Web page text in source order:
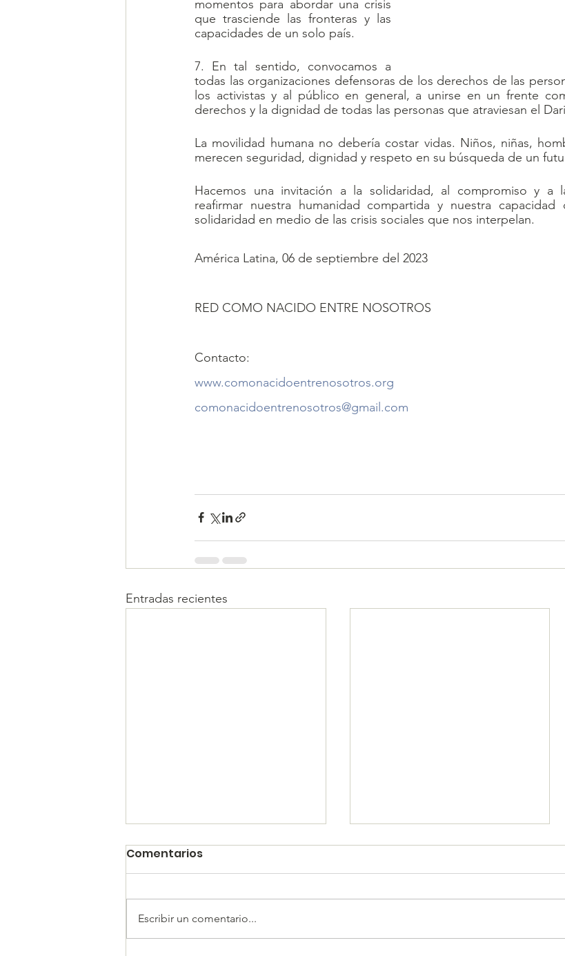
momentos para abordar una crisis
que trasciende las fronteras y las
capacidades de un solo país.
7. En tal sentido, convocamos a
todas las organizaciones defensoras de los derechos de las
los activistas y al público en general, a unirse en un frente
derechos y la dignidad de todas las personas que atraviesan el
La movilidad humana no debería costar vidas. Niños, niñas,
merecen seguridad, dignidad y respeto en su búsqueda de un
Hacemos una invitación a la solidaridad, al compromiso y a
reafirmar nuestra humanidad compartida y nuestra
solidaridad en medio de las crisis sociales que nos interpelan.
América Latina, 06 de septiembre del 2023
RED COMO NACIDO ENTRE NOSOTROS
Contacto:
www.comonacidoentrenosotros.org
comonacidoentrenosotros@gmail.com
Entradas recientes
Comentarios
Escribir un comentario...